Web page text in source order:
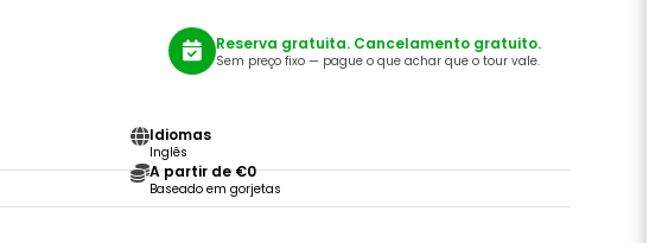
Idiomas
Inglês
A partir de €0
Baseado em gorjetas
Reserva gratuita. Cancelamento gratuito.
Sem preço fixo — pague o que achar que o tour vale.